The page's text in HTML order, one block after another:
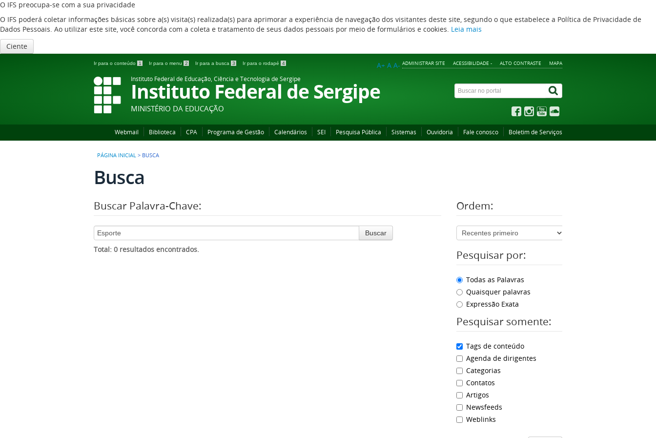
O IFS preocupa-se com a sua privacidade
O IFS poderá coletar informações básicas sobre a(s) visita(s) realizada(s) para aprimorar a experiência de navegação dos visitantes deste site, segundo o que estabelece a Política de Privacidade de
Dados Pessoais. Ao utilizar este site, você concorda com a coleta e tratamento de seus dados pessoais por meio de formulários e cookies. Leia mais
Ciente
Ir para o conteúdo 1 Ir para o menu 2 Ir para a busca 3 Ir para o rodapé 4 ADMINISTRAR SITE ACESSIBILIDADE - ALTO CONTRASTE MAPA
A+ A A-
Instituto Federal de Educação, Ciência e Tecnologia de Sergipe
Instituto Federal de Sergipe
MINISTÉRIO DA EDUCAÇÃO
Webmail Biblioteca CPA Programa de Gestão Calendários SEI Pesquisa Pública Sistemas Ouvidoria Fale conosco Boletim de Serviços
PÁGINA INICIAL > BUSCA
Busca
Buscar Palavra-Chave:
Buscar
Total: 0 resultados encontrados.
Ordem:
Pesquisar por:
Todas as Palavras
Quaisquer palavras
Expressão Exata
Pesquisar somente:
Tags de conteúdo
Agenda de dirigentes
Categorias
Contatos
Artigos
Newsfeeds
Weblinks